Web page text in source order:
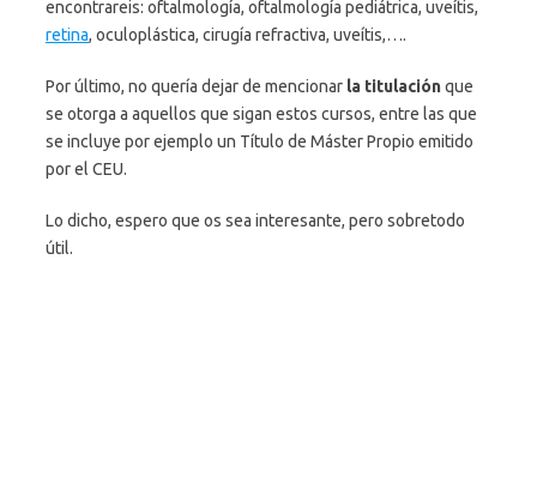
encontrareis: oftalmología, oftalmología pediátrica, uveítis,
retina, oculoplástica, cirugía refractiva, uveítis,….
Por último, no quería dejar de mencionar la titulaciónque
se otorga a aquellos que sigan estos cursos, entre las que
se incluye por ejemplo un Título de Máster Propio emitido
por el CEU.
Lo dicho, espero que os sea interesante, pero sobretodo
útil.